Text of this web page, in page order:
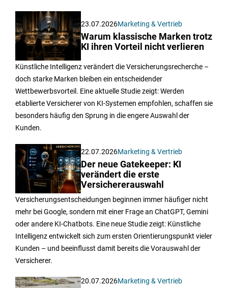
23.07.2026Marketing & Vertrieb
Warum klassische Marken trotz
KI ihren Vorteil nicht verlieren
Künstliche Intelligenz verändert die Versicherungsrecherche –
doch starke Marken bleiben ein entscheidender
Wettbewerbsvorteil. Eine aktuelle Studie zeigt: Werden
etablierte Versicherer von KI-Systemen empfohlen, schaffen sie
besonders häufig den Sprung in die engere Auswahl der
Kunden.
22.07.2026Marketing & Vertrieb
Der neue Gatekeeper: KI
verändert die erste
Versichererauswahl
Versicherungsentscheidungen beginnen immer häufiger nicht
mehr bei Google, sondern mit einer Frage an ChatGPT, Gemini
oder andere KI-Chatbots. Eine neue Studie zeigt: Künstliche
Intelligenz entwickelt sich zum ersten Orientierungspunkt vieler
Kunden – und beeinflusst damit bereits die Vorauswahl der
Versicherer.
20.07.2026Marketing & Vertrieb